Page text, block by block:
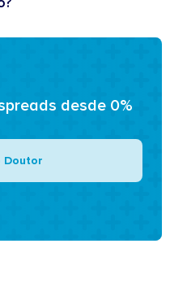
desde 0%
Doutor